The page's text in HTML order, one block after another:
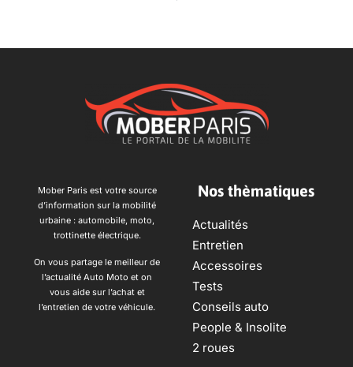
Mober Paris est votre source
d’information sur la mobilité
urbaine : automobile, moto,
trottinette électrique.
On vous partage le meilleur de
l’actualité Auto Moto et on
vous aide sur l’achat et
l’entretien de votre véhicule.
Nos thèmatiques
Actualités
Entretien
Accessoires
Tests
Conseils auto
People & Insolite
2 roues